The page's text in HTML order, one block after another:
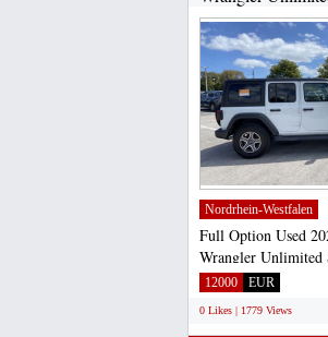
Nordrhein-Westfalen
Full Option Used
Wrangler Unlimited
Very Clean
12000 EUR
0 Likes | 1779 Views